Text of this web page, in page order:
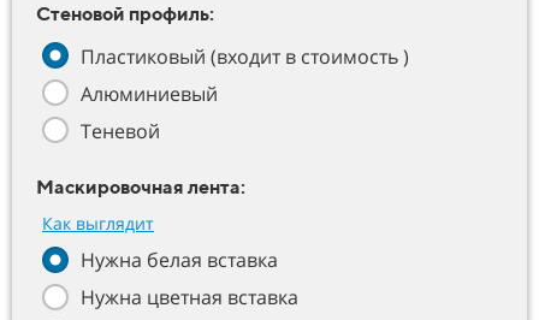
Стеновой профиль:
Пластиковый (входит в стоимость )
Алюминиевый
Теневой
Маскировочная лента:
Как выглядит
Нужна белая вставка
Нужна цветная вставка